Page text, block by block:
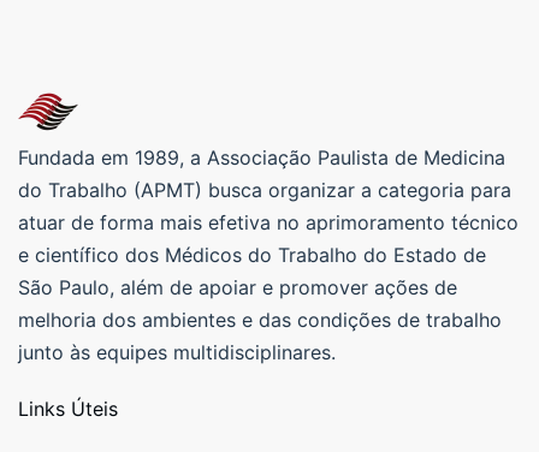
Fundada em 1989, a Associação Paulista de Medicina
do Trabalho (APMT) busca organizar a categoria para
atuar de forma mais efetiva no aprimoramento técnico
e científico dos Médicos do Trabalho do Estado de
São Paulo, além de apoiar e promover ações de
melhoria dos ambientes e das condições de trabalho
junto às equipes multidisciplinares.
Links Úteis